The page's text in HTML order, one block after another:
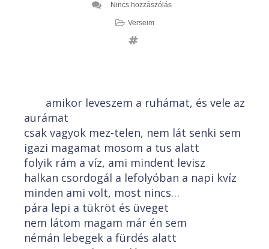
Nincs hozzászólás
Verseim
amikor leveszem a ruhámat, és vele az
aurámat
csak vagyok mez-telen, nem lát senki sem
igazi magamat mosom a tus alatt
folyik rám a víz, ami mindent levisz
halkan csordogál a lefolyóban a napi kvíz
minden ami volt, most nincs…
pára lepi a tükröt és üveget
nem látom magam már én sem
némán lebegek a fürdés alatt